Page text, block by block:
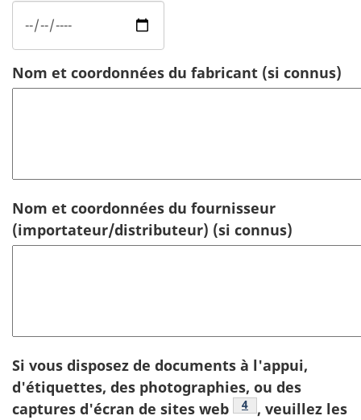
Nom et coordonnées du fabricant (si connus)
Nom et coordonnées du fournisseur
(importateur/distributeur) (si connus)
Si vous disposez de documents à l'appui,
d'étiquettes, des photographies, ou des
captures d'écran de sites web
Footnote
4
, veuillez les